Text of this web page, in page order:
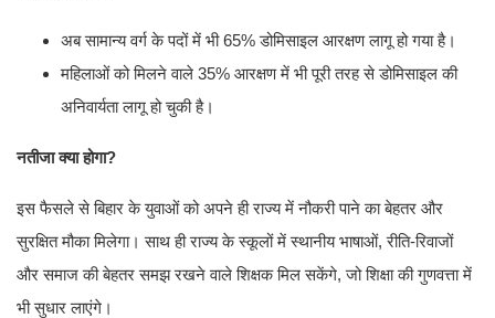
अब सामान्य वर्ग के पदों में भी 65% डोमिसाइल आरक्षण लागू हो गया है।
महिलाओं को मिलने वाले 35% आरक्षण में भी पूरी तरह से डोमिसाइल की
अनिवार्यता लागू हो चुकी है।
नतीजा क्या होगा?
इस फैसले से बिहार के युवाओं को अपने ही राज्य में नौकरी पाने का बेहतर और
सुरक्षित मौका मिलेगा। साथ ही राज्य के स्कूलों में स्थानीय भाषाओं, रीति-रिवाजों
और समाज की बेहतर समझ रखने वाले शिक्षक मिल सकेंगे, जो शिक्षा की गुणवत्ता में
भी सुधार लाएंगे।